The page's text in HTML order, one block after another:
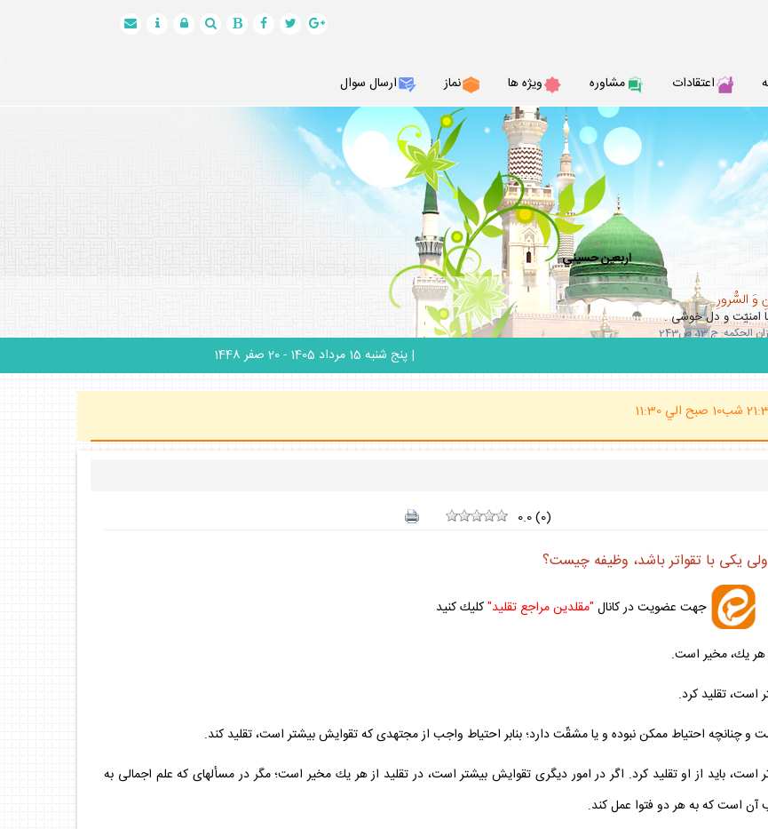
اعتقادات مشاوره ويژه ها نماز ارسال سوال
اربعين حسيني
وَ السُّرورِ
امنيّت و دل خوشى .
| پنج شنبه 15 مرداد 1405 - 20 صفر 1448
(ساعت پاسخگوي احكام شرعي 20 الي 21:30 شب10 صبح الي 11:30
0.0(0)
يكى با تقواتر باشد، وظيفه چيست؟
جهت عضويت در كانال "مقلدين مراجع تقليد"كليك كنيد
هر يك، مخير است.
است، تقليد كرد.
و چنانچه احتياط ممكن نبوده و يا مشقّت دارد؛ بنابر احتياط واجب از مجتهدى كه تقوايش بيشتر است، تقليد كند.
است، بايد از او تقليد كرد. اگر در امور ديگرى تقوايش بيشتر است، در تقليد از هر يك مخير است؛ مگر در مسأله‏اى كه علم اجمالى به
آن است كه به هر دو فتوا عمل كند.